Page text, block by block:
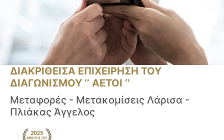
ΔΙΑΚΡΙΘΕΙΣΑ ΕΠΙΧΕΙΡΗΣΗ ΤΟΥ
ΔΙΑΓΩΝΙΣΜΟΥ ‘’ ΑΕΤΟΙ ‘’
Μεταφορές - Μετακομίσεις Λάρισα -
Πλιάκας Άγγελος